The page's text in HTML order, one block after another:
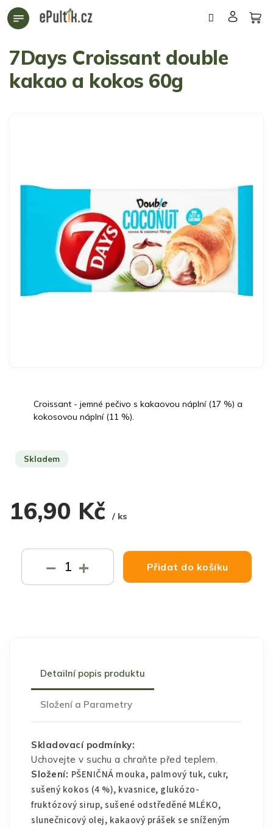
Přejít
na
7Days Croissant double
kakao a kokos 60g
16,90 Kč / ks
Skladem
+
− Přidat do košíku
Croissant - jemné pečivo s kakaovou náplní (17 %) a
kokosovou náplní (11 %).
Detailní popis produktu
Složení a Parametry
Skladovací podmínky:
Uchovejte v suchu a chraňte před teplem.
Složení: PŠENIČNÁ mouka, palmový tuk, cukr,
sušený kokos (4 %), kvasnice, glukózo-
fruktózový sirup, sušené odstředěné MLÉKO,
slunečnicový olej, kakaový prášek se sníženým